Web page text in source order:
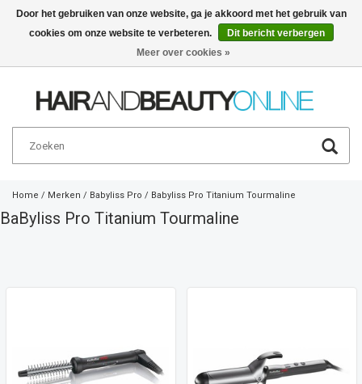
Nederlands €
Home / Merken / Babyliss Pro / Babyliss Pro Titanium Tourmaline
BaByliss Pro Titanium Tourmaline
Door het gebruiken van onze website, ga je akkoord met het gebruik van
cookies om onze website te verbeteren.
Dit bericht verbergen
Meer over cookies »